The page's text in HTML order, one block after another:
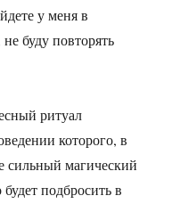
у меня в
не буду повторять
ритуал
которого, в
сильный магический
подбросить в